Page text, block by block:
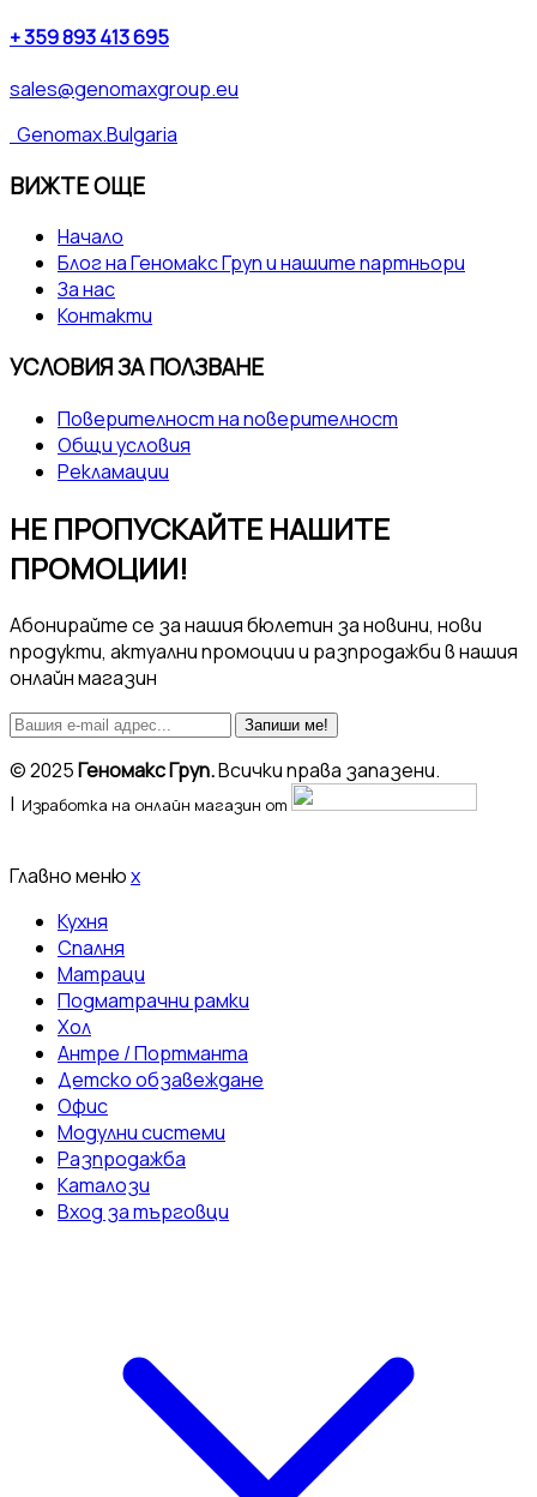
+ 359 893 413 695
sales@genomaxgroup.eu
Genomax.Bulgaria
ВИЖТЕ ОЩЕ
Начало
Блог на Геномакс Груп и нашите партньори
За нас
Контакти
УСЛОВИЯ ЗА ПОЛЗВАНЕ
Поверителност на поверителност
Общи условия
Рекламации
НЕ ПРОПУСКАЙТЕ НАШИТЕ
ПРОМОЦИИ!
Абонирайте се за нашия бюлетин за новини, нови
продукти, актуални промоции и разпродажби в нашия
онлайн магазин
Запиши ме!
© 2025Геномакс Груп.Всички права запазени.
| Изработка на онлайн магазин от
Главно менюx
Кухня
Спалня
Матраци
Подматрачни рамки
Хол
Антре / Портманта
Детско обзавеждане
Офис
Модулни системи
Разпродажба
Каталози
Вход за търговци